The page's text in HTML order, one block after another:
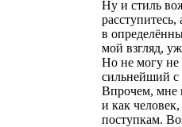
Ну и стиль
в
мой взгляд,
Но не могу не
сильнейший с
Впрочем, мне
и как
поступкам.